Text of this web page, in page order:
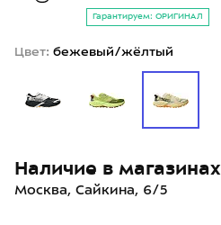
Гарантируем: ОРИГИНАЛ
Цвет: бежевый/жёлтый
Наличие в магазинах
Москва, Сайкина, 6/5